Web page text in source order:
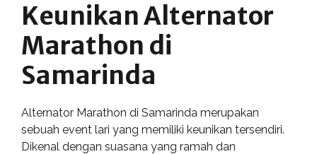
Keunikan Alternator
Marathon di
Samarinda
Alternator Marathon di Samarinda merupakan
sebuah event lari yang memiliki keunikan tersendiri.
Dikenal dengan suasana yang ramah dan